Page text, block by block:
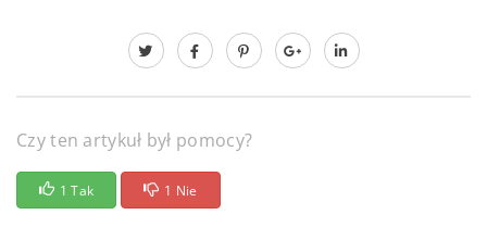
Czy ten artykuł był pomocy?
1 Tak 1 Nie